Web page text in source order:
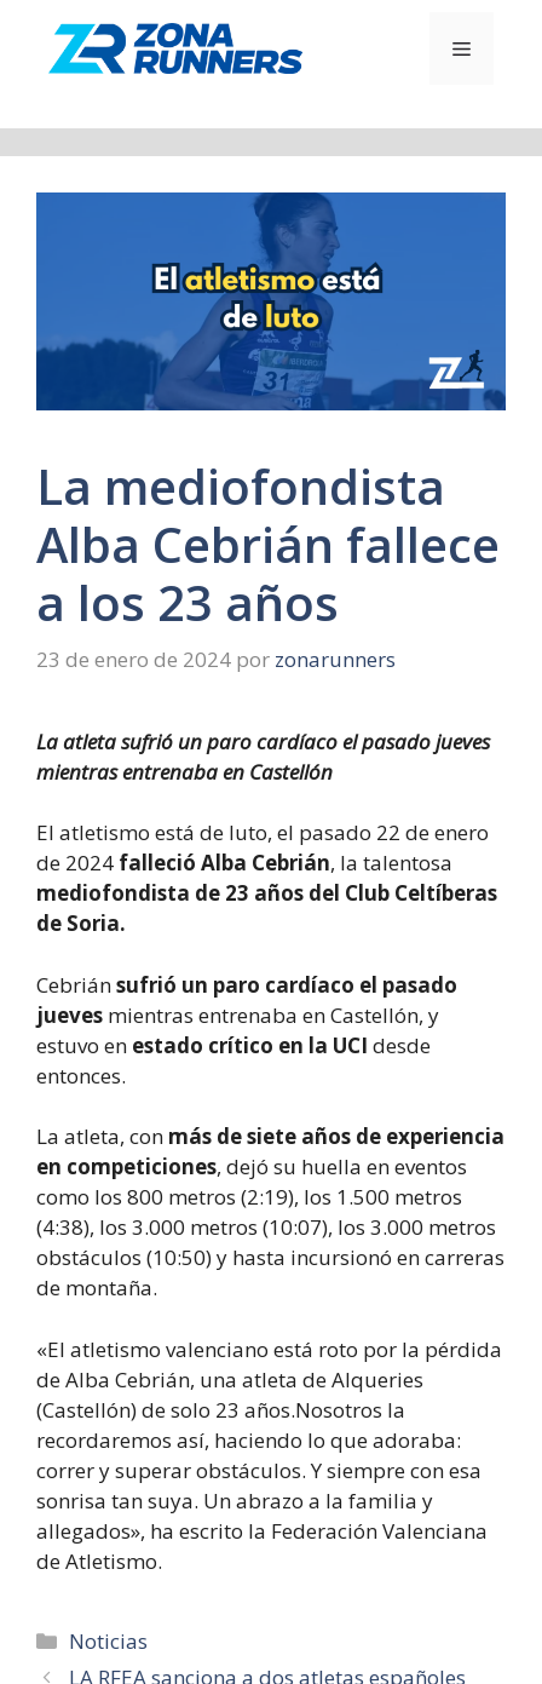
contenido
MENÚ
La mediofondista
Alba Cebrián fallece
a los 23 años
23 de enero de 2024 por zonarunners
La atleta sufrió un paro cardíaco el pasado jueves
mientras entrenaba en Castellón
El atletismo está de luto, el pasado 22 de enero
de 2024 falleció Alba Cebrián, la talentosa
mediofondista de 23 años del Club Celtíberas
de Soria.
Cebriánsufrió un paro cardíaco el pasado
jueves mientras entrenaba en Castellón, y
estuvo en estado crítico en la UCI desde
entonces.
La atleta, con más de siete años de experiencia
en competiciones, dejó su huella en eventos
como los 800 metros (2:19), los 1.500 metros
(4:38), los 3.000 metros (10:07), los 3.000 metros
obstáculos (10:50) y hasta incursionó en carreras
de montaña.
«El atletismo valenciano está roto por la pérdida
de Alba Cebrián, una atleta de Alqueries
(Castellón) de solo 23 años.Nosotros la
recordaremos así, haciendo lo que adoraba:
correr y superar obstáculos. Y siempre con esa
sonrisa tan suya. Un abrazo a la familia y
allegados», ha escrito la Federación Valenciana
de Atletismo.
Categorías
Noticias
LA RFEA sanciona a dos atletas españoles